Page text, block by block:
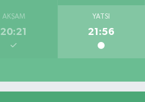
AKŞAM
20:21
YATSI
21:56